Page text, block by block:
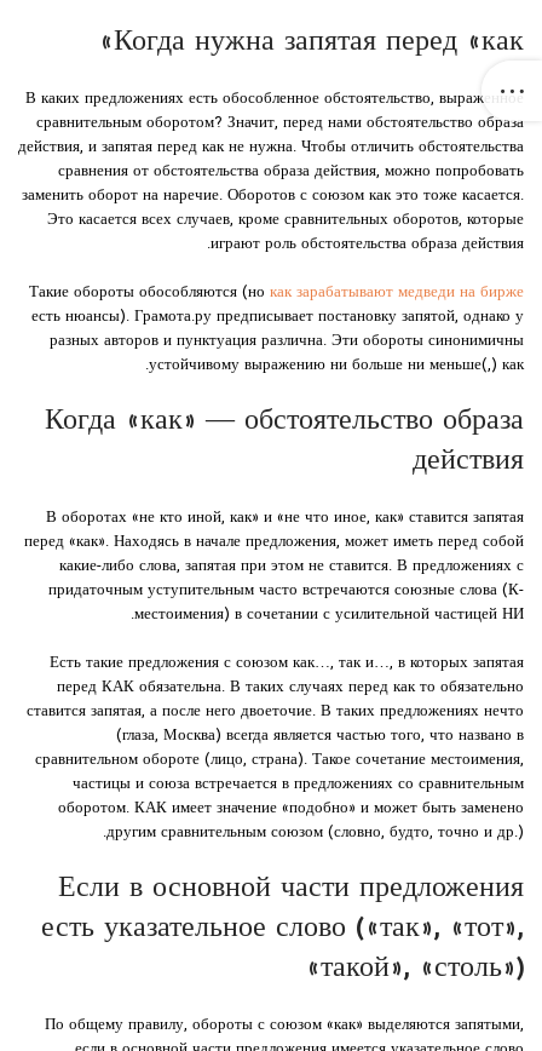
Когда нужна запятая перед «как»
В каких предложениях есть обособленное обстоятельство, выраженное
сравнительным оборотом? Значит, перед нами обстоятельство образа
действия, и запятая перед как не нужна. Чтобы отличить обстоятельства
сравнения от обстоятельства образа действия, можно попробовать
заменить оборот на наречие. Оборотов с союзом как это тоже касается.
Это касается всех случаев, кроме сравнительных оборотов, которые
играют роль обстоятельства образа действия.
Такие обороты обособляются (но как зарабатывают медведи на бирже
есть нюансы). Грамота.ру предписывает постановку запятой, однако у
разных авторов и пунктуация различна. Эти обороты синонимичны
устойчивому выражению ни больше ни меньше(,) как.
Когда «как» — обстоятельство образа
действия
В оборотах «не кто иной, как» и «не что иное, как» ставится запятая
перед «как». Находясь в начале предложения, может иметь перед собой
какие-либо слова, запятая при этом не ставится. В предложениях с
придаточным уступительным часто встречаются союзные слова (К-
местоимения) в сочетании с усилительной частицей НИ.
Есть такие предложения с союзом как…, так и…, в которых запятая
перед КАК обязательна. В таких случаях перед как то обязательно
ставится запятая, а после него двоеточие. В таких предложениях нечто
(глаза, Москва) всегда является частью того, что названо в
сравнительном обороте (лицо, страна). Такое сочетание местоимения,
частицы и союза встречается в предложениях со сравнительным
оборотом. КАК имеет значение «подобно» и может быть заменено
другим сравнительным союзом (словно, будто, точно и др.).
Если в основной части предложения
есть указательное слово («так», «тот»,
«такой», «столь»)
По общему правилу, обороты с союзом «как» выделяются запятыми,